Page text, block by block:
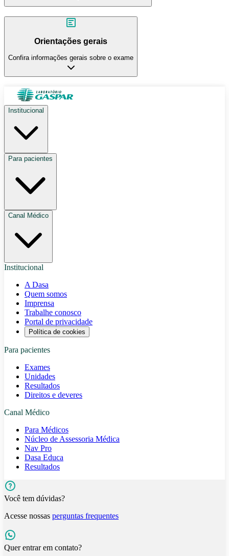
Orientações gerais
Confira informações gerais sobre o exame
Institucional
Para pacientes
Canal Médico
Institucional
A Dasa
Quem somos
Imprensa
Trabalhe conosco
Portal de privacidade
Política de cookies
Para pacientes
Exames
Unidades
Resultados
Direitos e deveres
Canal Médico
Para Médicos
Núcleo de Assessoria Médica
Nav Pro
Dasa Educa
Resultados
Você tem dúvidas?
Acesse nossas perguntas frequentes
Quer entrar em contato?